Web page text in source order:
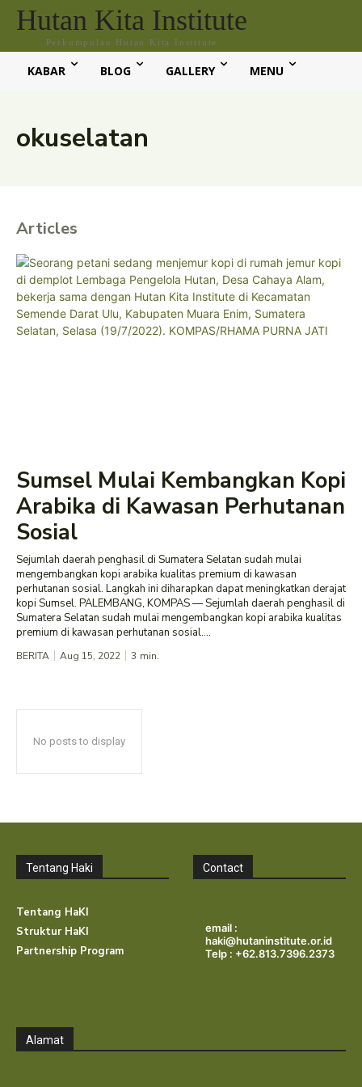
Hutan Kita Institute
Perkumpulan Hutan Kita Institute
KABAR BLOG GALLERY MENU
okuselatan
Articles
Sumsel Mulai Kembangkan Kopi
Arabika di Kawasan Perhutanan
Sosial
Sejumlah daerah penghasil di Sumatera Selatan sudah mulai
mengembangkan kopi arabika kualitas premium di kawasan
perhutanan sosial. Langkah ini diharapkan dapat meningkatkan derajat
kopi Sumsel. PALEMBANG, KOMPAS — Sejumlah daerah penghasil di
Sumatera Selatan sudah mulai mengembangkan kopi arabika kualitas
premium di kawasan perhutanan sosial....
BERITA Aug 15, 2022 3 min.
No posts to display
Tentang Haki
Tentang HaKI
Struktur HaKI
Partnership Program
Contact
email :
haki@hutaninstitute.or.id
Telp : +62.813.7396.2373
Alamat